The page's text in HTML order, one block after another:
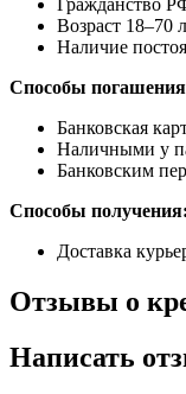
Гражданство
Возраст 18–70
Наличие
Способы
Банковская
Наличными у
Банковским
Способы получения:
Доставка
Отзывы о
Написать